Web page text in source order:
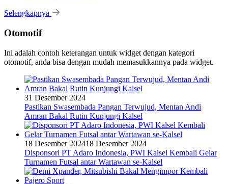
Selengkapnya
Otomotif
Ini adalah contoh keterangan untuk widget dengan kategori
otomotif, anda bisa dengan mudah memasukkannya pada widget.
31 Desember 2024
Pastikan Swasembada Pangan Terwujud, Mentan Andi
Amran Bakal Rutin Kunjungi Kalsel
18 Desember 202418 Desember 2024
Disponsori PT Adaro Indonesia, PWI Kalsel Kembali Gelar
Turnamen Futsal antar Wartawan se-Kalsel